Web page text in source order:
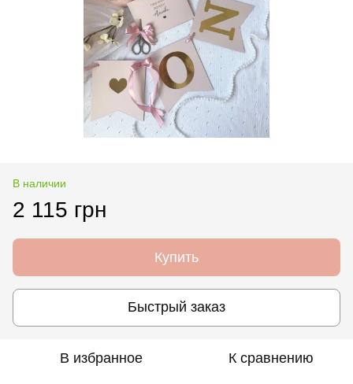
В наличии
2 115 грн
Купить
Быстрый заказ
В избранное К сравнению